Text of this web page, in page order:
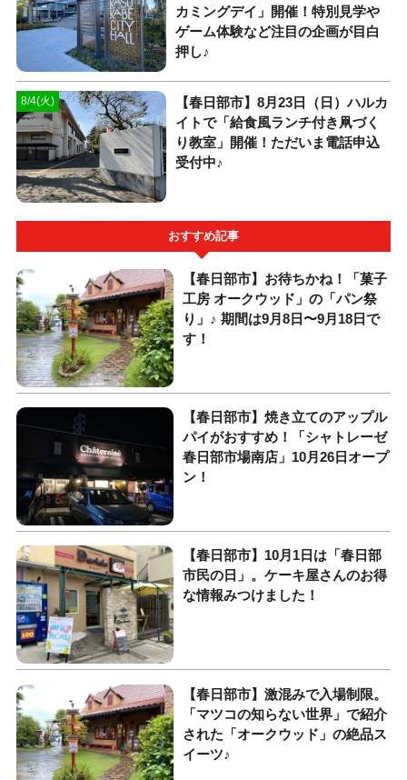
カミングデイ」開催！特別見学や
ゲーム体験など注目の企画が目白
押し♪
8/4(火)
【春日部市】8月23日（日）ハルカ
イトで「給食風ランチ付き凧づく
り教室」開催！ただいま電話申込
受付中♪
おすすめ記事
【春日部市】お待ちかね！「菓子
工房 オークウッド」の「パン祭
り」♪ 期間は9月8日〜9月18日で
す！
【春日部市】焼き立てのアップル
パイがおすすめ！「シャトレーゼ
春日部市場南店」10月26日オープ
ン！
【春日部市】10月1日は「春日部
市民の日」。ケーキ屋さんのお得
な情報みつけました！
【春日部市】激混みで入場制限。
「マツコの知らない世界」で紹介
された「オークウッド」の絶品ス
イーツ♪